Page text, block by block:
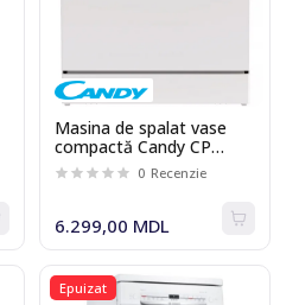
Masina de spalat vase
compactă Candy CP
8F9FFW
0 Recenzie
6.299,00 MDL
Epuizat